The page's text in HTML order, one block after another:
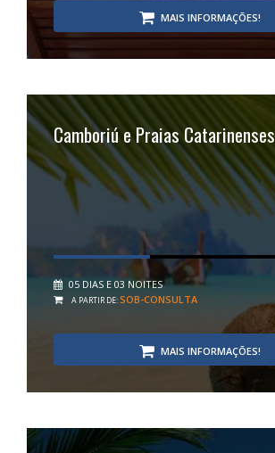
MAIS INFORMAÇÕES!
Camboriú e Praias Catarinenses
05 DIAS E 03 NOITES
A PARTIR DE:SOB-CONSULTA
MAIS INFORMAÇÕES!